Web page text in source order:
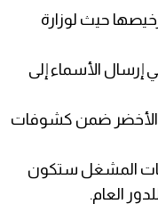
ترخيصها حيث لوزارة
إرسال الأسماء إلى
اللون الأخضر ضمن كشوفات
المشغل ستكون
العام.